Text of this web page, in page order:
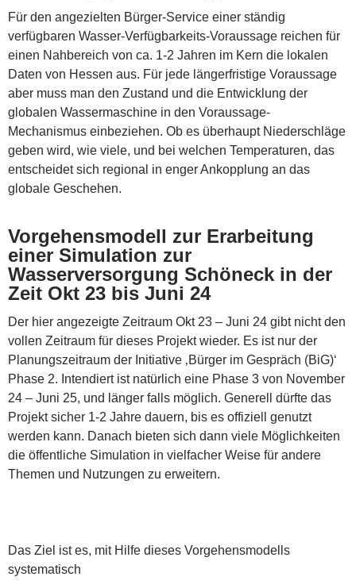
Für den angezielten Bürger-Service einer ständig
verfügbaren Wasser-Verfügbarkeits-Voraussage reichen für
einen Nahbereich von ca. 1-2 Jahren im Kern die lokalen
Daten von Hessen aus. Für jede längerfristige Voraussage
aber muss man den Zustand und die Entwicklung der
globalen Wassermaschine in den Voraussage-
Mechanismus einbeziehen. Ob es überhaupt Niederschläge
geben wird, wie viele, und bei welchen Temperaturen, das
entscheidet sich regional in enger Ankopplung an das
globale Geschehen.
Vorgehensmodell zur Erarbeitung
einer Simulation zur
Wasserversorgung Schöneck in der
Zeit Okt 23 bis Juni 24
Der hier angezeigte Zeitraum Okt 23 – Juni 24 gibt nicht den
vollen Zeitraum für dieses Projekt wieder. Es ist nur der
Planungszeitraum der Initiative ‚Bürger im Gespräch (BiG)‘
Phase 2. Intendiert ist natürlich eine Phase 3 von November
24 – Juni 25, und länger falls möglich. Generell dürfte das
Projekt sicher 1-2 Jahre dauern, bis es offiziell genutzt
werden kann. Danach bieten sich dann viele Möglichkeiten
die öffentliche Simulation in vielfacher Weise für andere
Themen und Nutzungen zu erweitern.
Das Ziel ist es, mit Hilfe dieses Vorgehensmodells
systematisch